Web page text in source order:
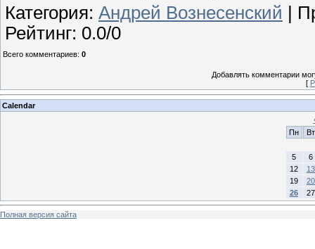
Категория: Андрей Вознесенский
Рейтинг: 0.0/0
Всего комментариев: 0
Добавлять комментарии
[
Calendar
Пн
Вт
5
6
12
13
19
20
26
27
Полная версия сайта